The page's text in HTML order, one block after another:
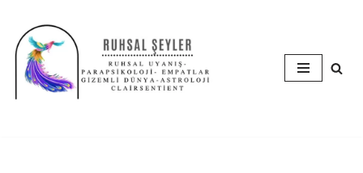
İçeriğe
geç